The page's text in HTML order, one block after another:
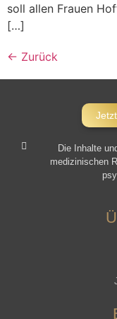
soll allen Frauen
[…]
← Zurück
Die Inhalte
medizinischen